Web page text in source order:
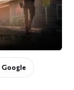
Google